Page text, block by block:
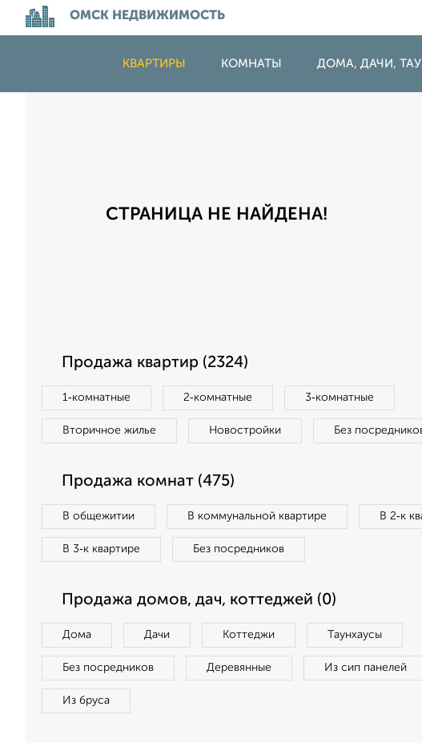
ОМСК НЕДВИЖИМОСТЬ
КВАРТИРЫ КОМНАТЫ ДОМА, ДАЧИ,
СТРАНИЦА НЕ НАЙДЕНА!
Продажа квартир (2324)
1‑комнатные 2‑комнатные 3‑комнатные
Вторичное жилье Новостройки Без
Продажа комнат (475)
В общежитии В коммунальной квартире В 2‑к
В 3‑к квартире Без посредников
Продажа домов, дач, коттеджей (0)
Дома Дачи Коттеджи Таунхаусы
Без посредников Деревянные Из сип панелей
Из бруса